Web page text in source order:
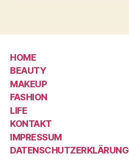
HOME
BEAUTY
MAKEUP
FASHION
LIFE
KONTAKT
IMPRESSUM
DATENSCHUTZERKLÄRUNG